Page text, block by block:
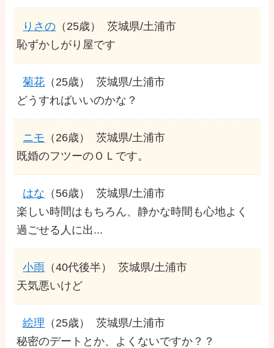
りさの （25歳）
茨城県/土浦市
恥ずかしがり屋です
菊花 （25歳）
茨城県/土浦市
どうすればいいのかな？
ニモ （26歳）
茨城県/土浦市
既婚のフツーのＯＬです。
はな （56歳）
茨城県/土浦市
楽しい時間はもちろん、静かな時間も心地よく
過ごせる人に出...
小雨 （40代後半）
茨城県/土浦市
天気悪いけど
絵理 （25歳）
茨城県/土浦市
秘密のデートとか、よくないですか？？